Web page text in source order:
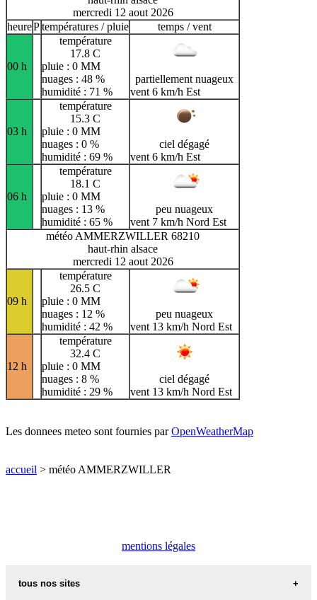
mercredi 12 aout 2026
heurePtempératures / pluie temps / vent
00 h
température
17.8 C
pluie : 0 MM
nuages : 48 %
humidité : 71 %
partiellement nuageux
vent 6 km/h Est
03 h
température
15.3 C
pluie : 0 MM
nuages : 0 %
humidité : 69 %
ciel dégagé
vent 6 km/h Est
06 h
température
18.1 C
pluie : 0 MM
nuages : 13 %
humidité : 65 %
peu nuageux
vent 7 km/h Nord Est
météo AMMERZWILLER 68210
haut-rhin alsace
mercredi 12 aout 2026
09 h
température
26.5 C
pluie : 0 MM
nuages : 12 %
humidité : 42 %
peu nuageux
vent 13 km/h Nord Est
12 h
température
32.4 C
pluie : 0 MM
nuages : 8 %
humidité : 29 %
ciel dégagé
vent 13 km/h Nord Est
Les donnees meteo sont fournies parOpenWeatherMap
accueil > météo AMMERZWILLER
mentions légales
tous nos sites